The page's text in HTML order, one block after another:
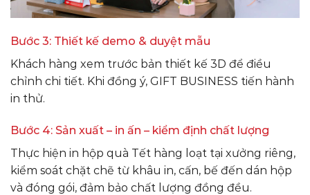
Bước 3: Thiết kế demo & duyệt mẫu
Khách hàng xem trước bản thiết kế 3D để điều
chỉnh chi tiết. Khi đồng ý, GIFT BUSINESS tiến hành
in thử.
Bước 4: Sản xuất – in ấn – kiểm định chất lượng
Thực hiện in hộp quà Tết hàng loạt tại xưởng riêng,
kiểm soát chặt chẽ từ khâu in, cấn, bế đến dán hộp
và đóng gói, đảm bảo chất lượng đồng đều.